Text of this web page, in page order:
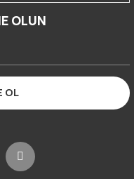
OLUN
OL